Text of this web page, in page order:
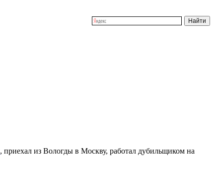
, приехал из Вологды в Москву, работал дубильщиком на